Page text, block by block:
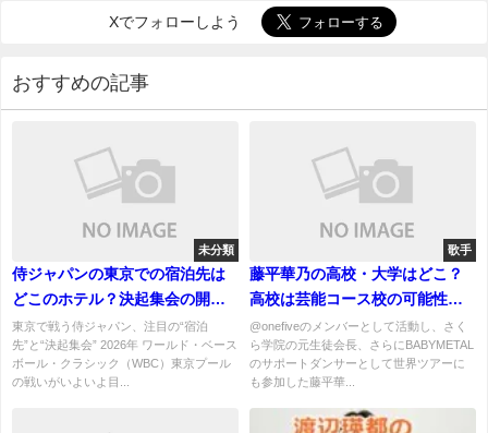
Xでフォローしよう
おすすめの記事
未分類
侍ジャパンの東京での宿泊先は
どこのホテル？決起集会の開催
可能性は？
東京で戦う侍ジャパン、注目の“宿泊
先”と“決起集会” 2026年 ワールド・ベース
ボール・クラシック（WBC）東京プール
の戦いがいよいよ目...
歌手
藤平華乃の高校・大学はどこ？
高校は芸能コース校の可能性
大？大学進学はどうなった
@onefiveのメンバーとして活動し、さく
ら学院の元生徒会長、さらにBABYMETAL
のサポートダンサーとして世界ツアーに
も参加した藤平華...